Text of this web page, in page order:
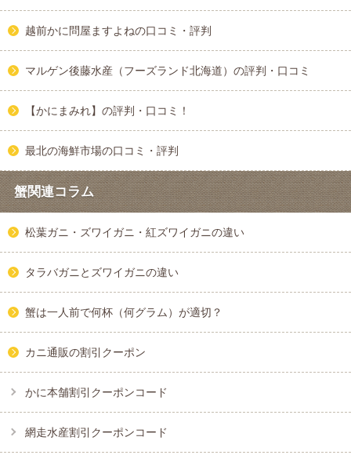
越前かに問屋ますよねの口コミ・評判
マルゲン後藤水産（フーズランド北海道）の評判・口コミ
【かにまみれ】の評判・口コミ！
最北の海鮮市場の口コミ・評判
蟹関連コラム
松葉ガニ・ズワイガニ・紅ズワイガニの違い
タラバガニとズワイガニの違い
蟹は一人前で何杯（何グラム）が適切？
カニ通販の割引クーポン
かに本舗割引クーポンコード
網走水産割引クーポンコード